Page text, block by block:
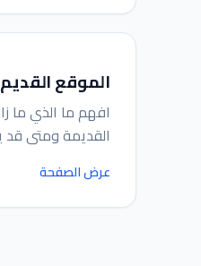
الموقع
افهم ما الذي ما
القديمة ومتى
عرض الصفحة